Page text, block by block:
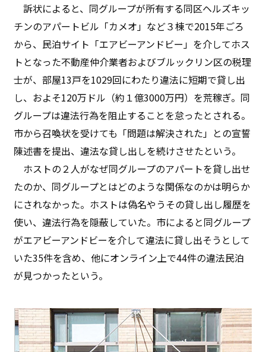
訴状によると、同グループが所有する同区ヘルズキッ
チンのアパートビル「カメオ」など３棟で2015年ごろ
から、民泊サイト「エアビーアンドビー」を介してホス
トとなった不動産仲介業者およびブルックリン区の税理
士が、部屋13戸を1029回にわたり違法に短期で貸し出
し、およそ120万ドル（約１億3000万円）を荒稼ぎ。同
グループは違法行為を阻止することを怠ったとされる。
市から召喚状を受けても「問題は解決された」との宣誓
陳述書を提出、違法な貸し出しを続けさせたという。
ホストの２人がなぜ同グループのアパートを貸し出せ
たのか、同グループとはどのような関係なのかは明らか
にされなかった。ホストは偽名やうその貸し出し履歴を
使い、違法行為を隠蔽していた。市によると同グループ
がエアビーアンドビーを介して違法に貸し出そうとして
いた35件を含め、他にオンライン上で44件の違法民泊
が見つかったという。